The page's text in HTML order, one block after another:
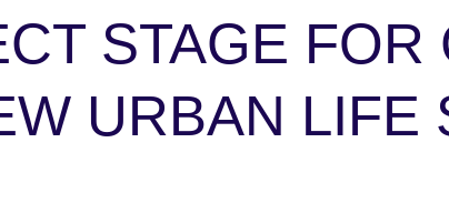
STAGE FOR